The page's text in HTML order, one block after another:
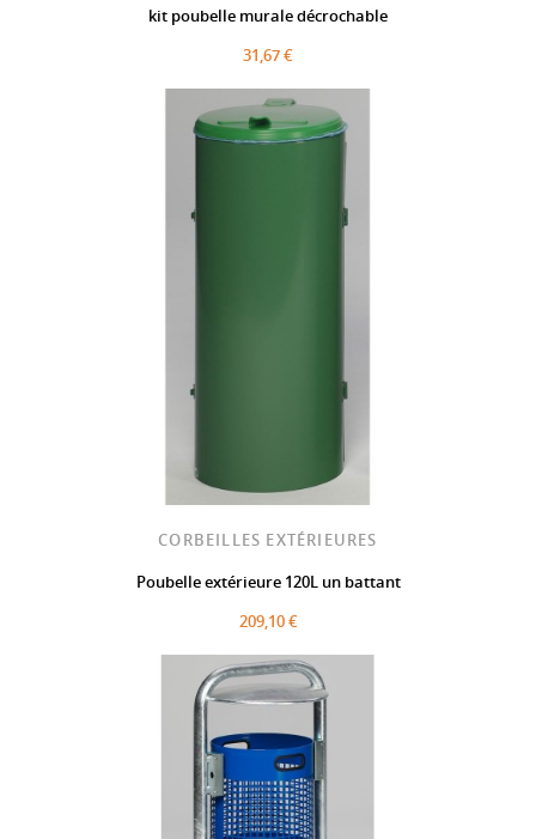
kit poubelle murale décrochable
31,67 €
CORBEILLES EXTÉRIEURES
Poubelle extérieure 120L un battant
209,10 €